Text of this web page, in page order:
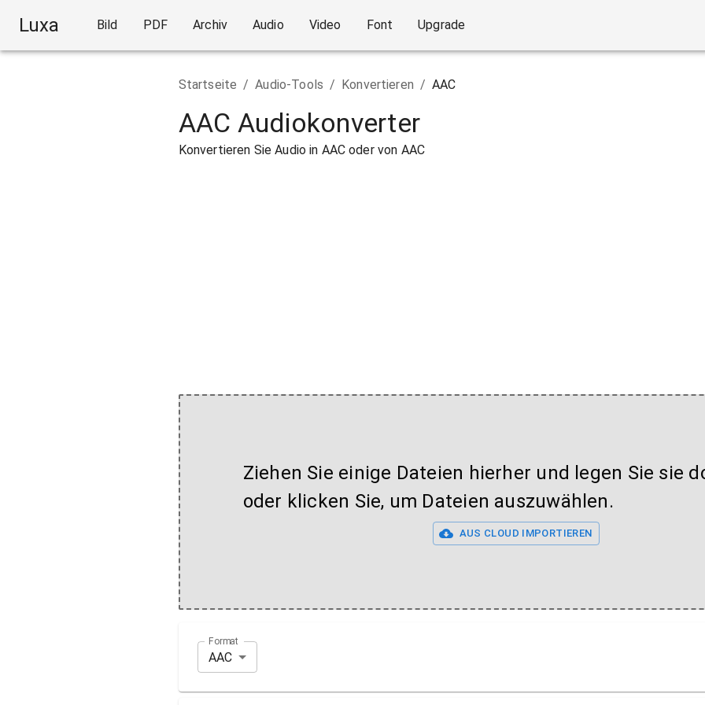
Luxa Bild PDF Archiv Audio Video Font Upgrade
Startseite / Audio-Tools / Konvertieren / AAC
AAC Audiokonverter
Konvertieren Sie Audio in AAC oder von AAC
Ziehen Sie einige Dateien hierher und legen Sie sie
oder klicken Sie, um Dateien auszuwählen.
AUS CLOUD IMPORTIEREN
Format
AAC